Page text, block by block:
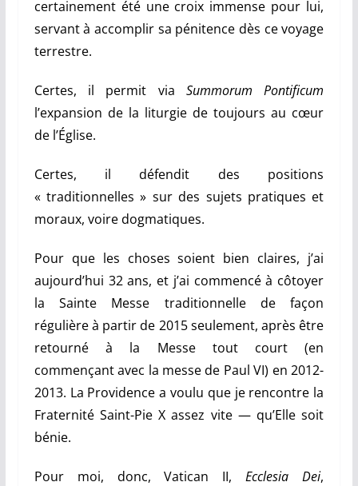
certainement été une croix immense pour lui,
servant à accomplir sa pénitence dès ce voyage
terrestre.
Certes, il permit via Summorum Pontificum
l’expansion de la liturgie de toujours au cœur
de l’Église.
Certes, il défendit des positions
« traditionnelles » sur des sujets pratiques et
moraux, voire dogmatiques.
Pour que les choses soient bien claires, j’ai
aujourd’hui 32 ans, et j’ai commencé à côtoyer
la Sainte Messe traditionnelle
de façon
régulière à partir de 2015 seulement, après être
retourné
à la Messe tout court (en
commençant avec la messe de Paul VI) en 2012-
2013. La Providence a voulu que je rencontre la
Fraternité Saint-Pie X assez vite — qu’Elle soit
bénie.
Pour moi, donc, Vatican II,Ecclesia Dei,